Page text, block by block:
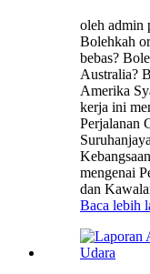
oleh admin
Bolehkah
bebas?
Australia?
Amerika
kerja ini
Perjalanan
mengenai
dan
Baca lebih